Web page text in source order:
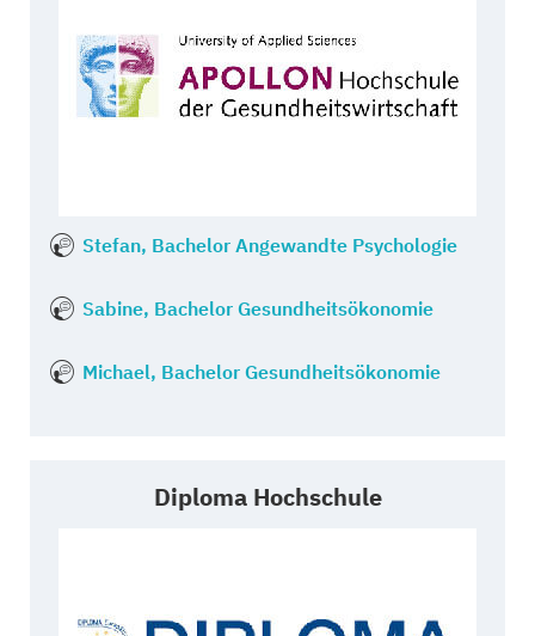
Stefan, Bachelor Angewandte Psychologie
Sabine, Bachelor Gesundheitsökonomie
Michael, Bachelor Gesundheitsökonomie
Diploma Hochschule